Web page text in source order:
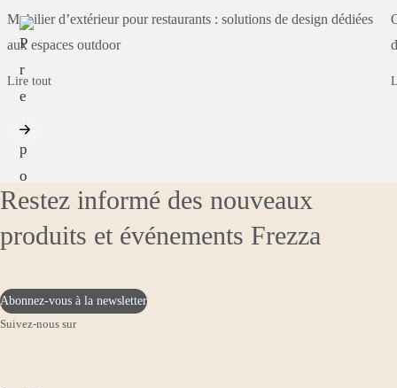
Mobilier d’extérieur pour restaurants : solutions de design dédiées
aux espaces outdoor
Lire tout
Restez informé des nouveaux
produits et événements Frezza
Abonnez-vous à la newsletter
Suivez-nous sur